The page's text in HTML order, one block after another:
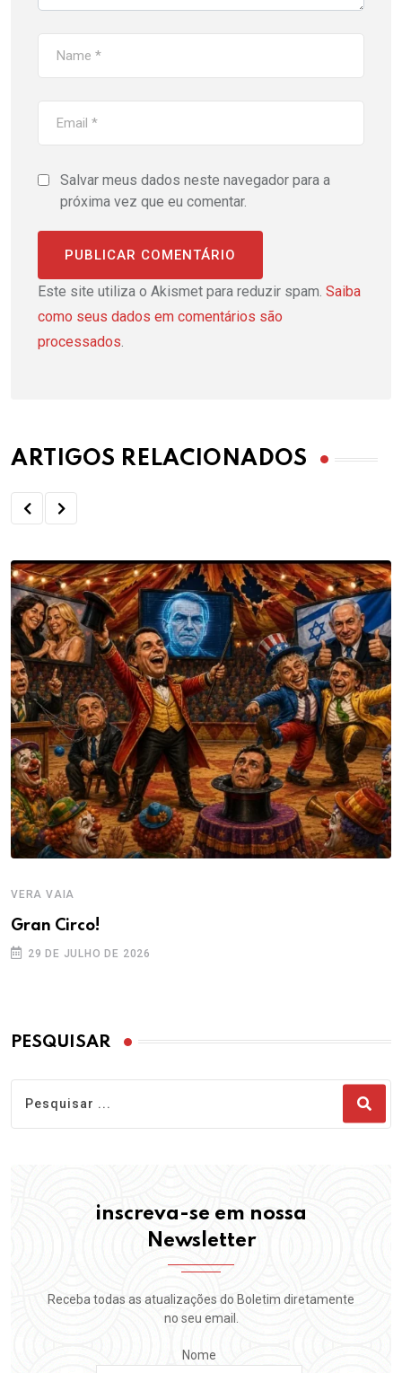
Salvar meus dados neste navegador para a
próxima vez que eu comentar.
Este site utiliza o Akismet para reduzir spam. Saiba
como seus dados em comentários são
processados.
ARTIGOS RELACIONADOS
VERA VAIA
Gran Circo!
29 DE JULHO DE 2026
PESQUISAR
inscreva-se em nossa
Newsletter
Receba todas as atualizações do Boletim diretamente
no seu email.
Nome